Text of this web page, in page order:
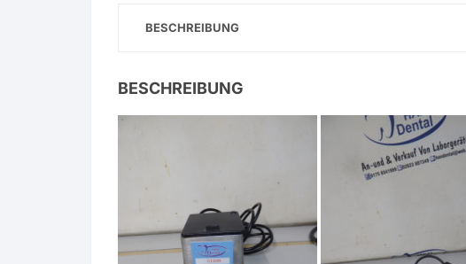
BESCHREIBUNG
BESCHREIBUNG